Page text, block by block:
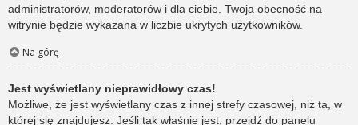
administratorów, moderatorów i dla ciebie. Twoja obecność na
witrynie będzie wykazana w liczbie ukrytych użytkowników.
Na górę
Jest wyświetlany nieprawidłowy czas!
Możliwe, że jest wyświetlany czas z innej strefy czasowej, niż ta, w
której się znajdujesz. Jeśli tak właśnie jest, przejdź do panelu